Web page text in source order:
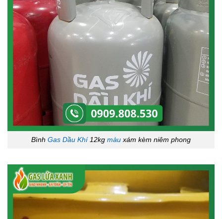
Bình Gas Dầu Khí12kg màu xám kèm niêm phong